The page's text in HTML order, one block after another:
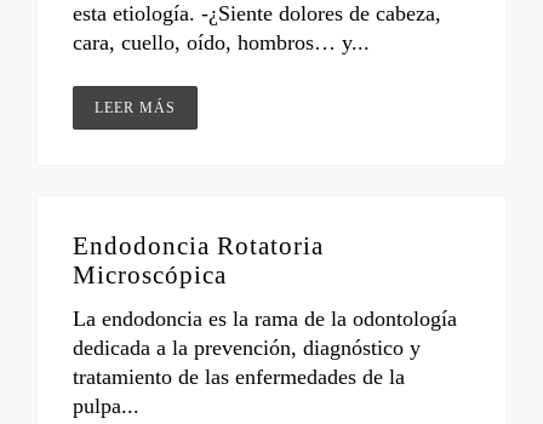
esta etiología. -¿Siente dolores de cabeza,
cara, cuello, oído, hombros… y...
LEER MÁS
Endodoncia Rotatoria
Microscópica
La endodoncia es la rama de la odontología
dedicada a la prevención, diagnóstico y
tratamiento de las enfermedades de la
pulpa...